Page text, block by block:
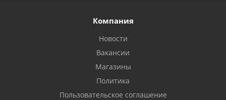
Компания
Новости
Вакансии
Магазины
Политика
Пользовательское соглашение